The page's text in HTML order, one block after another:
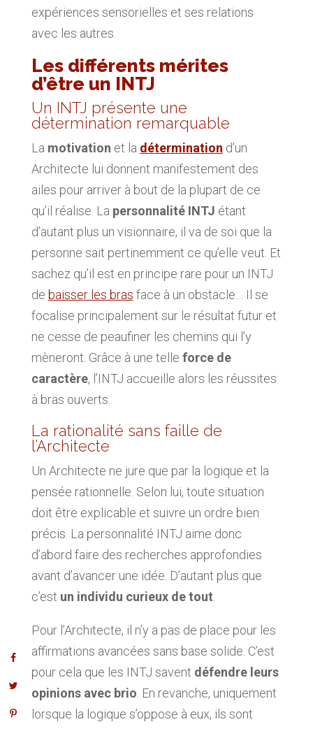
expériences sensorielles et ses relations
avec les autres.
Les différents mérites
d’être un INTJ
Un INTJ présente une
détermination remarquable
La motivation et la détermination d’un
Architecte lui donnent manifestement des
ailes pour arriver à bout de la plupart de ce
qu’il réalise. La personnalité INTJ étant
d’autant plus un visionnaire, il va de soi que la
personne sait pertinemment ce qu’elle veut. Et
sachez qu’il est en principe rare pour un INTJ
de baisser les bras face à un obstacle… Il se
focalise principalement sur le résultat futur et
ne cesse de peaufiner les chemins qui l’y
mèneront. Grâce à une telle force de
caractère, l’INTJ accueille alors les réussites
à bras ouverts.
La rationalité sans faille de
l’Architecte
Un Architecte ne jure que par la logique et la
pensée rationnelle. Selon lui, toute situation
doit être explicable et suivre un ordre bien
précis. La personnalité INTJ aime donc
d’abord faire des recherches approfondies
avant d’avancer une idée. D’autant plus que
c’est un individu curieux de tout.
Pour l’Architecte, il n’y a pas de place pour les
affirmations avancées sans base solide. C’est
pour cela que les INTJ savent défendre leurs
opinions avec brio. En revanche, uniquement
lorsque la logique s’oppose à eux, ils sont